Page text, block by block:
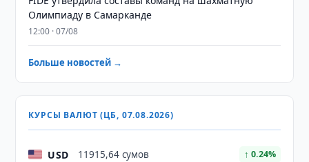
Олимпиаду в Самарканде
12:00 · 07/08
Больше новостей →
КУРСЫ ВАЛЮТ (ЦБ, 07.08.2026)
USD 11915,64 сумов ↑ 0.24%